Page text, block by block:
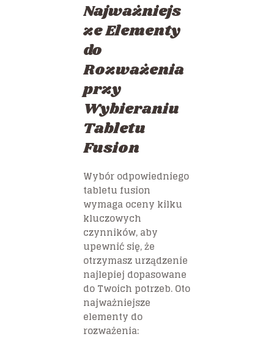
Najważniejs
ze Elementy
do
Rozważenia
przy
Wybieraniu
Tabletu
Fusion
Wybór odpowiedniego
tabletu fusion
wymaga oceny kilku
kluczowych
czynników, aby
upewnić się, że
otrzymasz urządzenie
najlepiej dopasowane
do Twoich potrzeb. Oto
najważniejsze
elementy do
rozważenia: